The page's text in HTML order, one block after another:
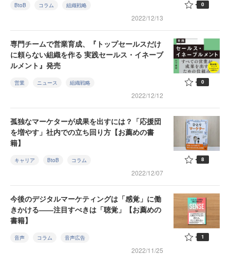
BtoB コラム 組織戦略
2022/12/13
0
専門チームで営業育成、『トップセールスだけ
に頼らない組織を作る 実践セールス・イネーブ
ルメント』発売
営業 ニュース 組織戦略
2022/12/12
0
孤独なマーケターが成果を出すには？「応援団
を増やす」社内での立ち回り方【お薦めの書
籍】
キャリア BtoB コラム
2022/12/07
8
今後のデジタルマーケティングは「感覚」に働
きかける――注目すべきは「聴覚」【お薦めの
書籍】
音声 コラム 音声広告
2022/11/25
1